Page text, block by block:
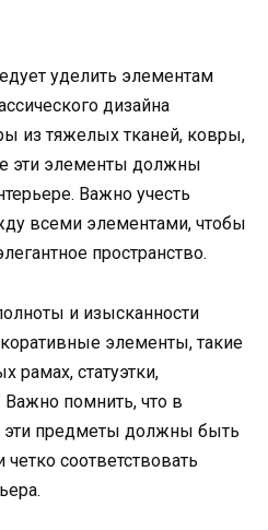
уделить элементам
дизайна
из тяжелых тканей, ковры,
эти элементы должны
Важно учесть
всеми элементами, чтобы
пространство.
и изысканности
элементы, такие
рамах, статуэтки,
помнить, что в
эти предметы должны быть
соответствовать